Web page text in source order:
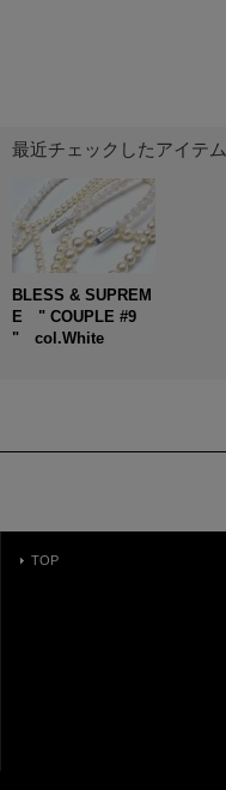
最近チェックしたアイテム
BLESS & SUPREM
E " COUPLE #9
" col.White
TOP